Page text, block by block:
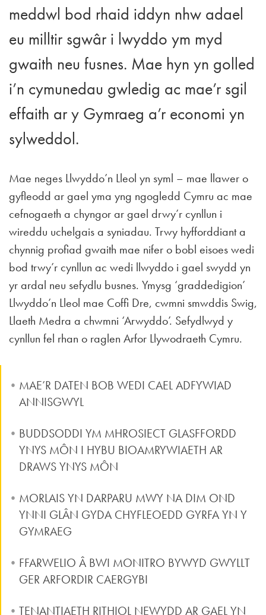
meddwl bod rhaid iddyn nhw adael
eu milltir sgwâr i lwyddo ym myd
gwaith neu fusnes. Mae hyn yn golled
i’n cymunedau gwledig ac mae’r sgil
effaith ar y Gymraeg a’r economi yn
sylweddol.
Mae neges Llwyddo’n Lleol yn syml – mae llawer o
gyfleodd ar gael yma yng ngogledd Cymru ac mae
cefnogaeth a chyngor ar gael drwy’r cynllun i
wireddu uchelgais a syniadau. Trwy hyfforddiant a
chynnig profiad gwaith mae nifer o bobl eisoes wedi
bod trwy’r cynllun ac wedi llwyddo i gael swydd yn
yr ardal neu sefydlu busnes. Ymysg ‘graddedigion’
Llwyddo’n Lleol mae Coffi Dre, cwmni smwddis Swig,
Llaeth Medra a chwmni ‘Arwyddo’. Sefydlwyd y
cynllun fel rhan o raglen Arfor Llywodraeth Cymru.
MAE’R DATEN BOB WEDI CAEL ADFYWIAD
ANNISGWYL
BUDDSODDI YM MHROSIECT GLASFFORDD
YNYS MÔN I HYBU BIOAMRYWIAETH AR
DRAWS YNYS MÔN
MORLAIS YN DARPARU MWY NA DIM OND
YNNI GLÂN GYDA CHYFLEOEDD GYRFA YN Y
GYMRAEG
FFARWELIO Â BWI MONITRO BYWYD GWYLLT
GER ARFORDIR CAERGYBI
TENANTIAETH RITHIOL NEWYDD AR GAEL YN